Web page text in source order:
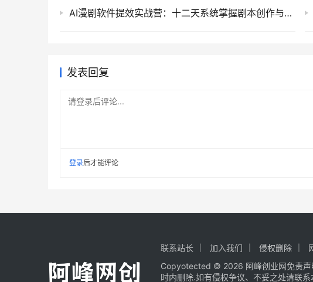
AI漫剧软件提效实战营：十二天系统掌握剧本创作与高效制作变现课程
发表回复
请登录后评论...
登录后才能评论
联系站长 加入我们 侵权删除
Copyotected © 2026 阿峰创业网免责
时内删除.如有侵权争议、不妥之处请联